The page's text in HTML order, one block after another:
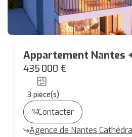
Appartement Nantes +
TERRASSE DE 6 M²
435 000 €
3 pièce(s)
Contacter
Agence de Nantes